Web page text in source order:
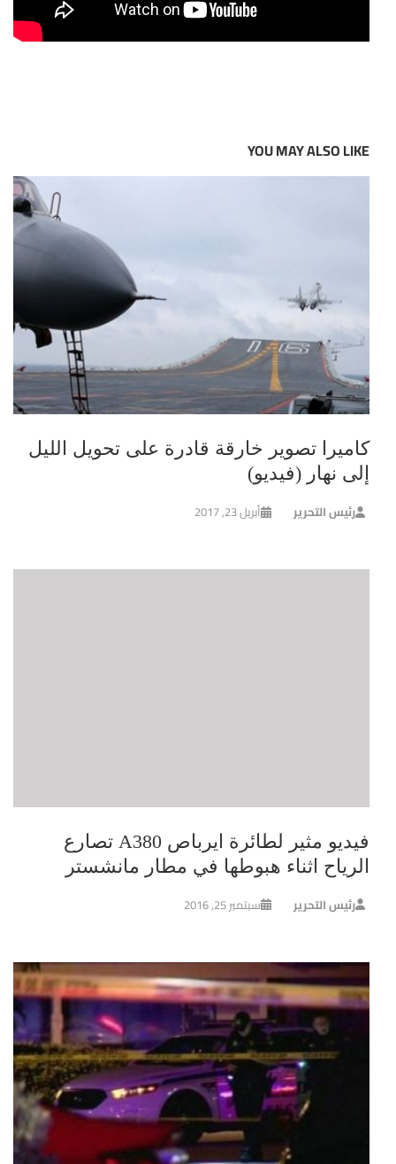
YOU MAY ALSO LIKE
كاميرا تصوير خارقة قادرة على تحويل الليل
إلى نهار (فيديو)
رئيس التحرير أبريل 23, 2017
فيديو مثير لطائرة ايرباص A380 تصارع
الرياح اثناء هبوطها في مطار مانشستر
رئيس التحرير سبتمبر 25, 2016